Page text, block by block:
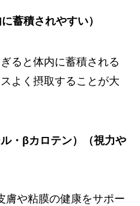
蓄積されやすい）
ると体内に蓄積される
よく摂取することが大
・βカロテン）（視力や
膚や粘膜の健康をサポー